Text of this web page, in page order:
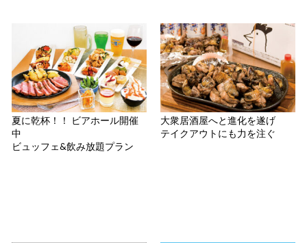
夏に乾杯！！ ビアホール開催
中
ビュッフェ&飲み放題プラン
大衆居酒屋へと進化を遂げ
テイクアウトにも力を注ぐ